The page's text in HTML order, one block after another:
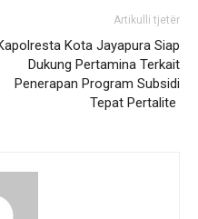
Artikulli tjetër
Kota Jayapura Siap
Dukung Pertamina Terkait
Penerapan Program Subsidi
Tepat Pertalite